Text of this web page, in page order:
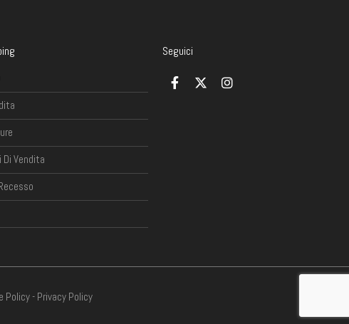
Di Vendita
Seguici
Policy- Privacy Policy